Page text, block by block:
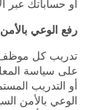
أو حساباتك عبر
رفع الوعي
تدريب كل موظف
على سياسة
أو التدريب
الوعي بالأمن